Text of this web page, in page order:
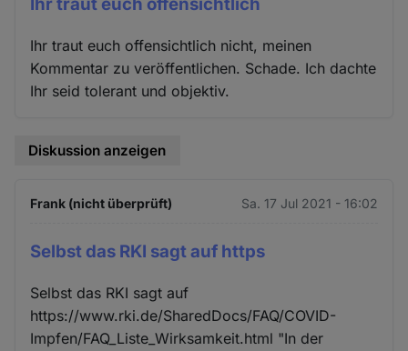
Ihr traut euch offensichtlich
Ihr traut euch offensichtlich nicht, meinen
Kommentar zu veröffentlichen. Schade. Ich dachte
Ihr seid tolerant und objektiv.
Diskussion anzeigen
Frank (nicht überprüft) Sa. 17 Jul 2021 - 16:02
Selbst das RKI sagt auf https
Selbst das RKI sagt auf
https://www.rki.de/SharedDocs/FAQ/COVID-
Impfen/FAQ_Liste_Wirksamkeit.html "In der